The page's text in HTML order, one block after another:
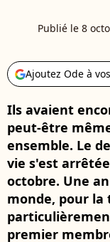
Publié le 8
Ajoutez Ode à
Ils avaient
peut-être
ensemble. Le
vie s'est
octobre. Une
monde, pour la
premier